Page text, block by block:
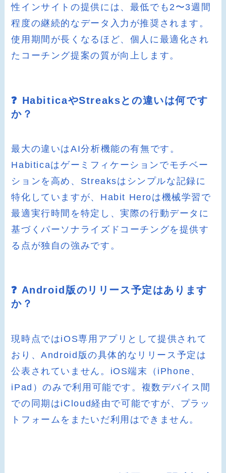
性インサイトの提供には、最低でも2〜3週間
程度の継続的なデータ入力が推奨されます。
使用期間が長くなるほど、個人に最適化され
たコーチング提案の質が向上します。
❓ HabiticaやStreaksとの違いは何です
か？
最大の違いはAI分析機能の有無です。
Habiticaはゲーミフィケーションでモチベー
ションを高め、Streaksはシンプルな記録に
特化していますが、Habit Heroは機械学習で
最適実行時間を特定し、実際の行動データに
基づくパーソナライズドコーチングを提供す
る点が独自の強みです。
❓ Android版のリリース予定はあります
か？
現時点ではiOS専用アプリとして提供されて
おり、Android版の具体的なリリース予定は
公表されていません。iOS端末（iPhone、
iPad）のみで利用可能です。複数デバイス間
での同期はiCloud経由で可能ですが、プラッ
トフォームをまたいだ利用はできません。